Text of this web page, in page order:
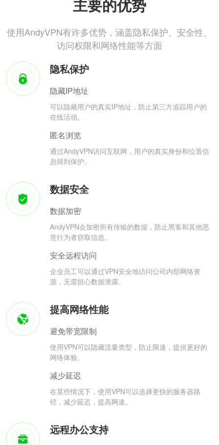
主要的优势
使用AndyVPN有许多优势，涵盖隐私保护、安全性、
访问权限和网络性能等方面
隐私保护
隐藏IP地址
可以隐藏用户的真实IP地址，防止第三方追踪用户的
在线活动。
匿名浏览
通过AndyVPN访问互联网，用户的真实身份和位置信
息得到保护。
数据安全
数据加密
AndyVPN会加密所有传输的数据，防止黑客和其他恶
意行为者窃取信息。
安全远程访问
企业员工可以通过VPN安全地访问公司内部网络资
源，无需担心数据泄露。
提高网络性能
避免带宽限制
使用VPN可以隐藏流量类型，防止限速，提供更好的
网络体验。
减少延迟
在某些情况下，使用VPN可以选择更快的服务器路
径，减少延迟，提高网速。
远程办公支持